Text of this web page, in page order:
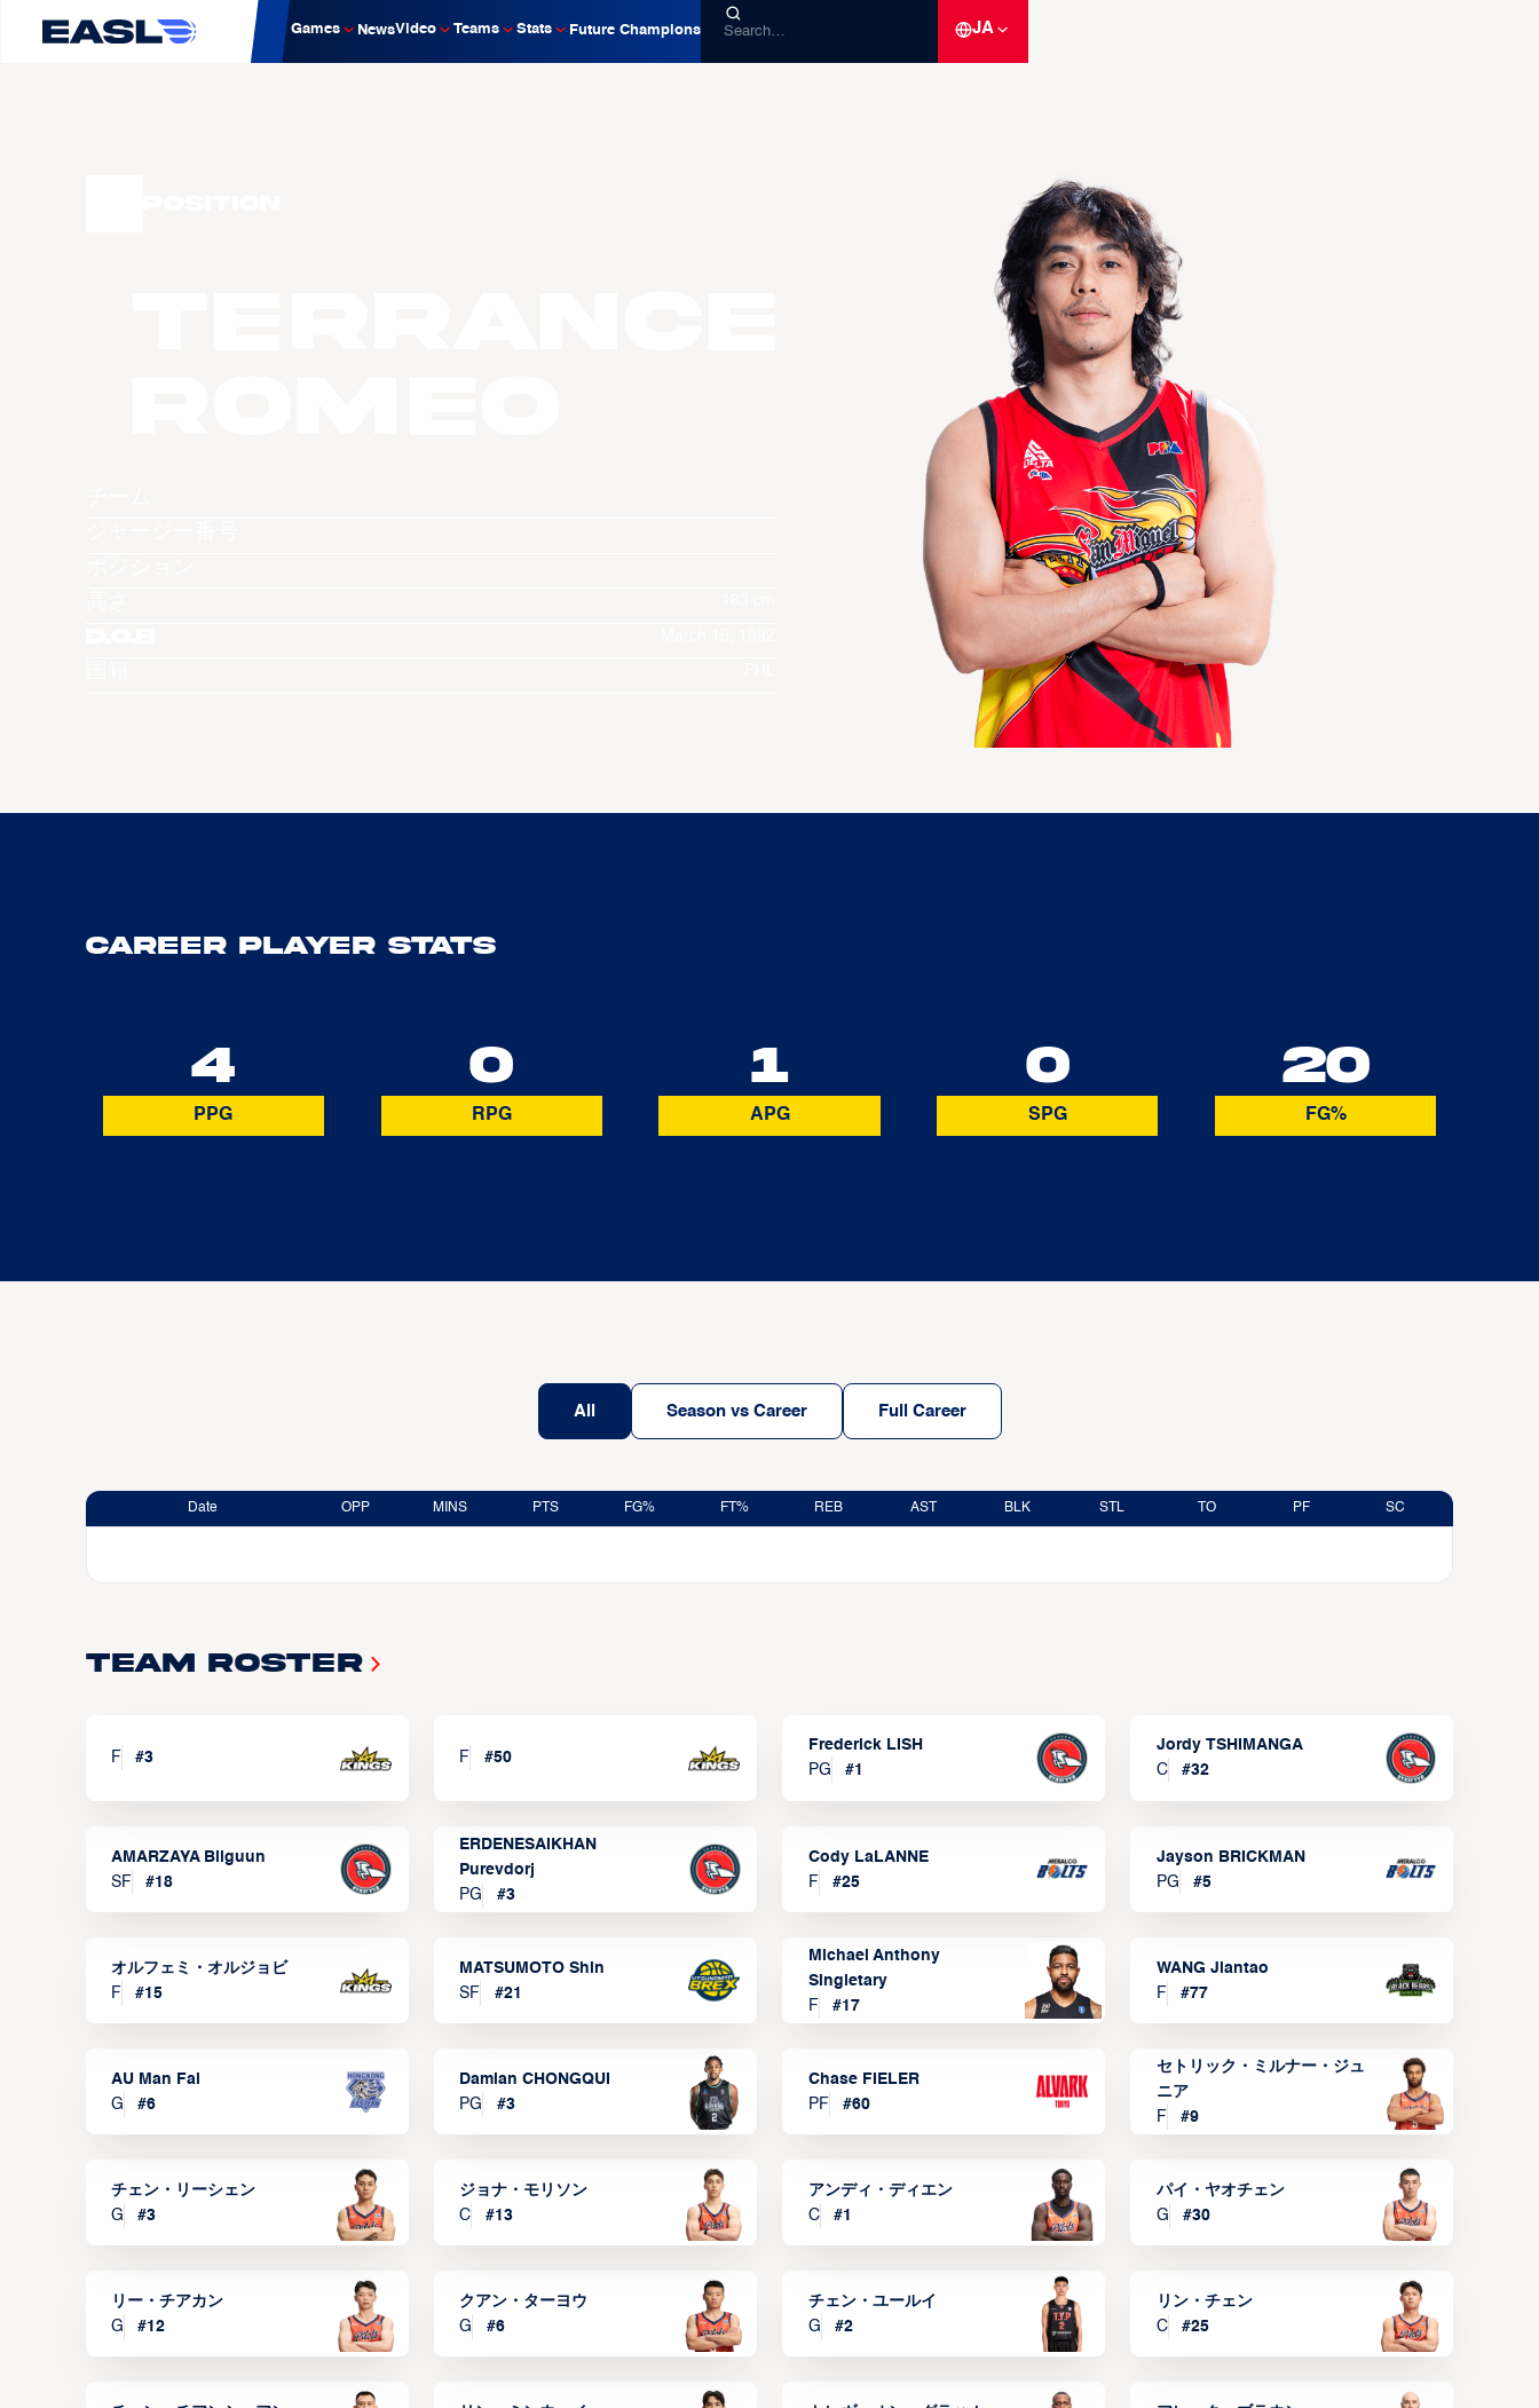
Games NewsVideo Teams Stats Future Champions JA
Career Player Stats
4
PPG
0
RPG
1
APG
0
SPG
20
FG%
All Season vs Career Full Career
Date OPP MINS PTS FG% FT% REB AST BLK STL TO PF SC
Team Roster
F #3 F #50
Frederick LISH
PG
#1
Jordy TSHIMANGA
C
#32
AMARZAYA Bilguun
SF
#18
ERDENESAIKHAN
Purevdorj
PG
#3
Cody LaLANNE
F
#25
Jayson BRICKMAN
PG
#5
オルフェミ・オルジョビ
F
#15
MATSUMOTO Shin
SF
#21
Michael Anthony
Singletary
F
#17
WANG Jiantao
F
#77
AU Man Fai
G
#6
Damian CHONGQUI
PG
#3
Chase FIELER
PF
#60
セトリック・ミルナー・ジュ
ニア
F
#9
チェン・リーシェン
G
#3
ジョナ・モリソン
C
#13
アンディ・ディエン
C
#1
パイ・ヤオチェン
G
#30
リー・チアカン
G
#12
クアン・ターヨウ
G
#6
チェン・ユールイ
G
#2
リン・チェン
C
#25